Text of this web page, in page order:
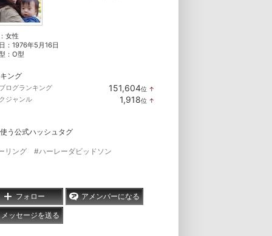
女性
： 1976年5月16日
： O型
ング
ログランキング 151,604位 ↑
ジャンル 1,918位 ↑
う公式ハッシュタグ
リング #ハーレーダビッドソン
フォロー アメンバーになる
メッセージを送る